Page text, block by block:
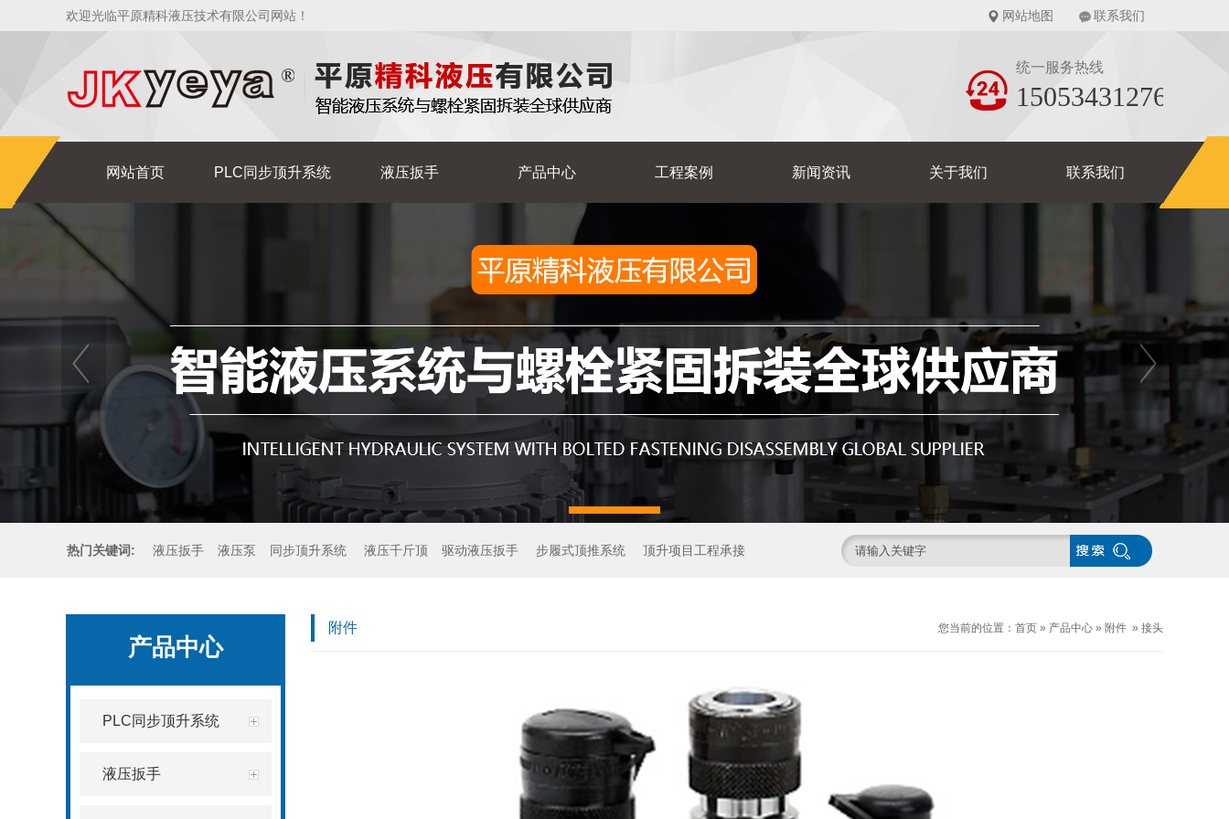
欢迎光临平原精科液压技术有限公司网站！ 网站地图 联系我们
统一服务热线
15053431276
网站首页 PLC同步顶升系统 液压扳手 产品中心 工程案例 新闻资讯 关于我们 联系我们
热门关键词: 液压扳手 液压泵 同步顶升系统 液压千斤顶 驱动液压扳手 步履式顶推系统 顶升项目工程承接
产品中心
PLC同步顶升系统
液压扳手
附件 您当前的位置： 首页 » 产品中心 » 附件 » 接头